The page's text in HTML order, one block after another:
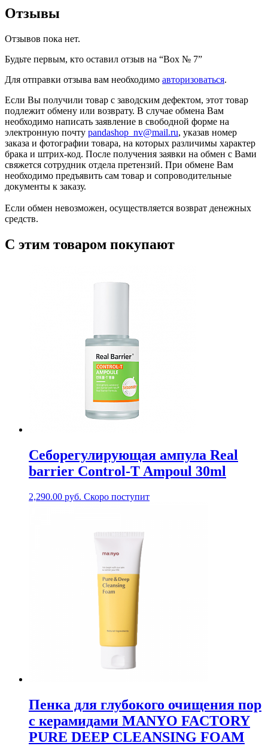
Отзывы
Отзывов пока нет.
Будьте первым, кто оставил отзыв на “Box № 7”
Для отправки отзыва вам необходимо авторизоваться.
Если Вы получили товар с заводским дефектом, этот товар
подлежит обмену или возврату. В случае обмена Вам
необходимо написать заявление в свободной форме на
электронную почту pandashop_nv@mail.ru, указав номер
заказа и фотографии товара, на которых различимы характер
брака и штрих-код. После получения заявки на обмен с Вами
свяжется сотрудник отдела претензий. При обмене Вам
необходимо предъявить сам товар и сопроводительные
документы к заказу.
Если обмен невозможен, осуществляется возврат денежных
средств.
С этим товаром покупают
Себорегулирующая ампула Real
barrier Control-T Ampoul 30ml
2,290.00 руб. Скоро поступит
Пенка для глубокого очищения пор
с керамидами MANYO FACTORY
PURE DEEP CLEANSING FOAM